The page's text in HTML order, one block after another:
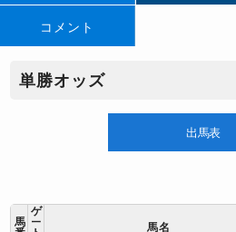
コメント
単勝オッズ
出馬表
馬
ゲ
ー 馬名